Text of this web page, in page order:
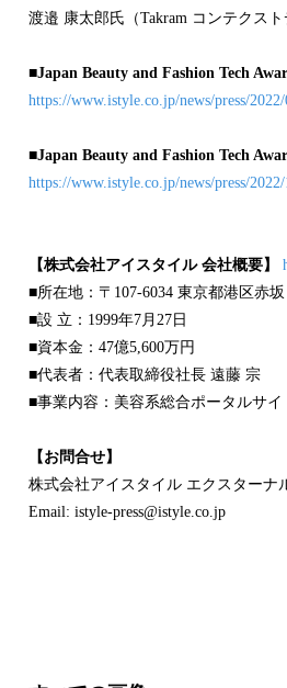
渡邉 康太郎氏（Takram コンテクス
■Japan Beauty and Fashion Tech
https://www.istyle.co.jp/news/press/
■Japan Beauty and Fashion Tech
https://www.istyle.co.jp/news/press/
【株式会社アイスタイル 会社概要】
■所在地：〒107-6034 東京都港区赤
■設 立：1999年7月27日
■資本金：47億5,600万円
■代表者：代表取締役社長 遠藤 宗
■事業内容：美容系総合ポータルサ
【お問合せ】
株式会社アイスタイル エクスターナ
Email: istyle-press@istyle.co.jp